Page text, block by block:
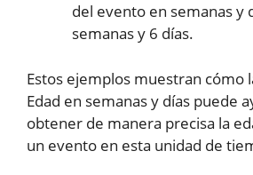
del evento en semanas y
semanas y 6 días.
Estos ejemplos muestran cómo
Edad en semanas y días puede
obtener de manera precisa la
un evento en esta unidad de